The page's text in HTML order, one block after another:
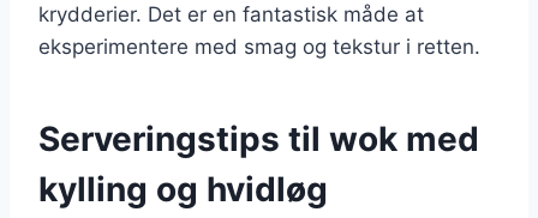
krydderier. Det er en fantastisk måde at
eksperimentere med smag og tekstur i retten.
Serveringstips til wok med
kylling og hvidløg